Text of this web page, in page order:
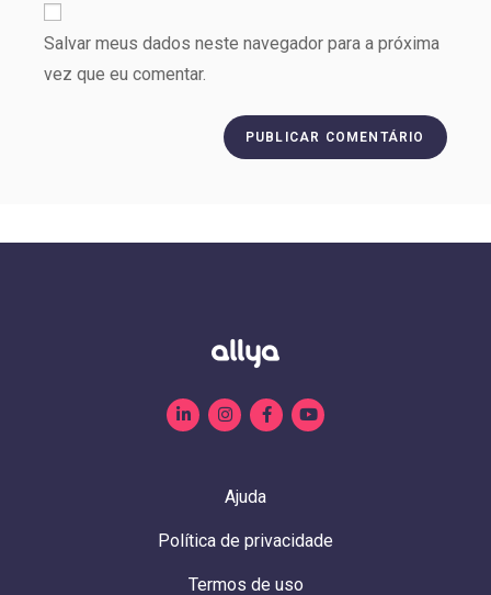
Salvar meus dados neste navegador para a próxima
vez que eu comentar.
Ajuda
Política de privacidade
Termos de uso